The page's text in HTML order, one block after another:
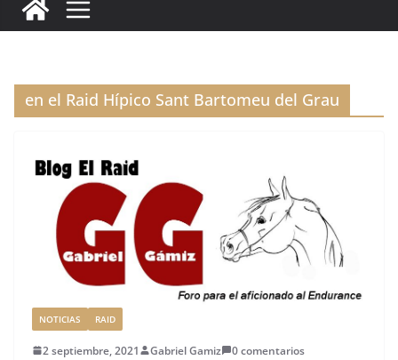
e
o
o
te l e
n
l re p
rt
ir
en el Raid Hípico Sant Bartomeu del Grau
NOTICIAS RAID
2 septiembre, 2021 Gabriel Gamiz
0 comentarios